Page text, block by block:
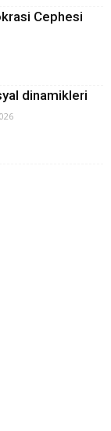
Cephesi
dinamikleri